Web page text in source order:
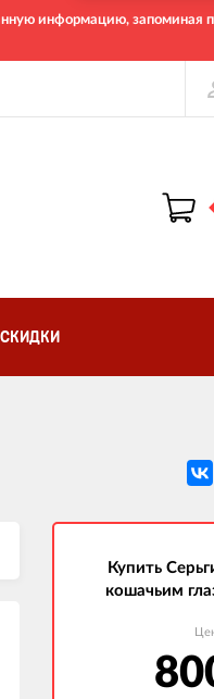
информацию, запоминая
СКИДКИ
Купить
кошачьим